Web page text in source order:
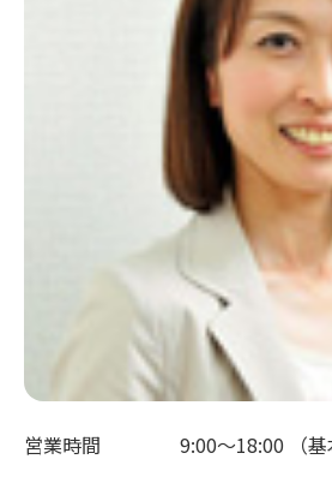
営業時間
9:00～18:00 （基